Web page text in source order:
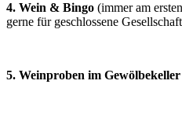
4. Wein & Bingo (immer am
gerne für geschlossene
5. Weinproben im Gewölbekeller